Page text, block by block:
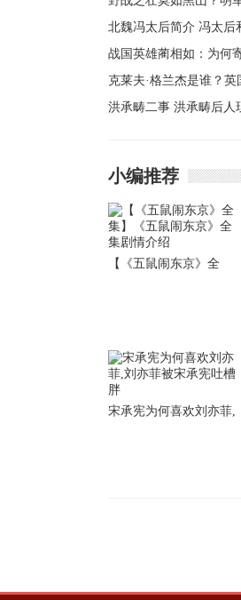
北魏冯太后简介 冯太后
战国英雄蔺相如：为何
克莱夫·格兰杰是谁？
兰杰简介
洪承畴二事 洪承畴后人
小编推荐
【《五鼠闹东京》全
宋承宪为何喜欢刘亦菲,